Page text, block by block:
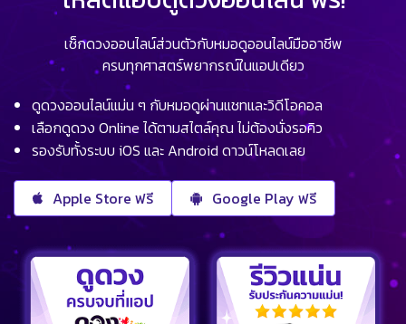
เช็กดวงออนไลน์ส่วนตัวกับหมอดูออนไลน์มืออาชีพ
ครบทุกศาสตร์พยากรณ์ในแอปเดียว
ดูดวงออนไลน์แม่น ๆ กับหมอดูผ่านแชทและวิดีโอคอล
เลือกดูดวง Online ได้ตามสไตล์คุณ ไม่ต้องนั่งรอคิว
รองรับทั้งระบบ iOS และ Android ดาวน์โหลดเลย
Apple Store ฟรี Google Play ฟรี